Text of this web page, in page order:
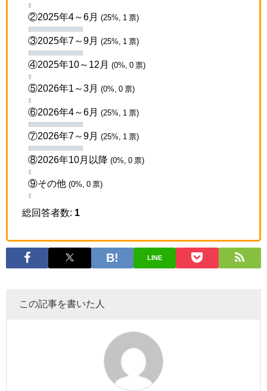
②2025年4～6月 (25%, 1 票)
③2025年7～9月 (25%, 1 票)
④2025年10～12月 (0%, 0 票)
⑤2026年1～3月 (0%, 0 票)
⑥2026年4～6月 (25%, 1 票)
⑦2026年7～9月 (25%, 1 票)
⑧2026年10月以降 (0%, 0 票)
⑨その他 (0%, 0 票)
総回答者数: 1
LINE
この記事を書いた人